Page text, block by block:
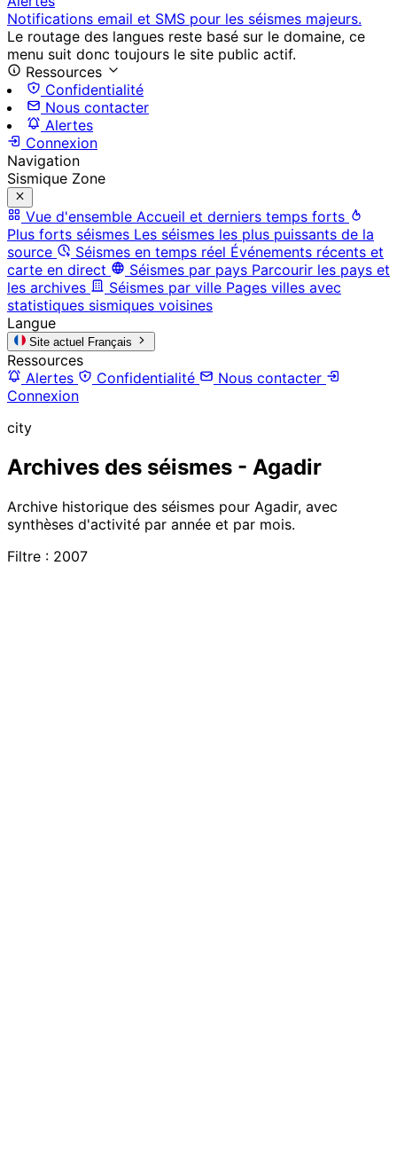
Notifications email et SMS pour les séismes majeurs.
Le routage des langues reste basé sur le domaine, ce
menu suit donc toujours le site public actif.
Ressources
Confidentialité
Nous contacter
Alertes
Connexion
Navigation
Sismique Zone
Vue d'ensemble Accueil et derniers temps forts
Plus forts séismes Les séismes les plus puissants de la
source
Séismes en temps réel Événements récents et
carte en direct
Séismes par pays Parcourir les pays et
les archives
Séismes par ville Pages villes avec
statistiques sismiques voisines
Langue
Site actuel Français
Ressources
Alertes
Confidentialité
Nous contacter
Connexion
city
Archives des séismes - Agadir
Archive historique des séismes pour Agadir, avec
synthèses d'activité par année et par mois.
Filtre : 2007